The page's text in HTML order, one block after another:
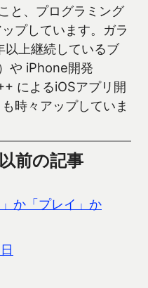
と、プログラミング
プしています。ガラ
上継続しているブ
や iPhone開発
によるiOSアプリ開
時々アップしていま
前の記事
か「プレイ」か